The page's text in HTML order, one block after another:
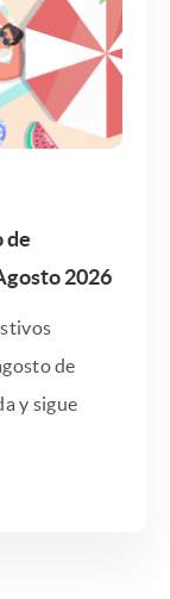
de
2026
de
y sigue